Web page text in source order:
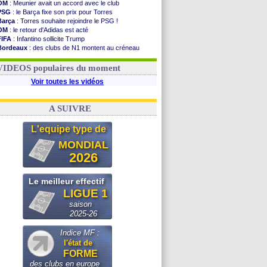
: Meunier avait un accord avec le club
: le Barça fixe son prix pour Torres
: Torres souhaite rejoindre le PSG !
: le retour d'Adidas est acté
: Infantino sollicite Trump
: des clubs de N1 montent au créneau
: le démenti de Leipzig pour Diomandé
populaires du moment
Voir toutes les vidéos
A SUIVRE
L'equipe type de
MONDIAL
2026
Le meilleur effectif
LIGUE 1
saison
2025-26
Indice MF :
l'état de
FORME
des clubs en europe